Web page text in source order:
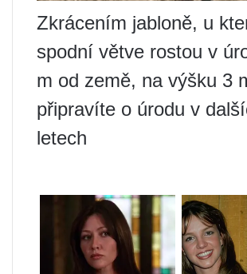
Zkrácením jabloně, u
spodní větve rostou v
m od země, na výšku 3
připravíte o úrodu v
letech